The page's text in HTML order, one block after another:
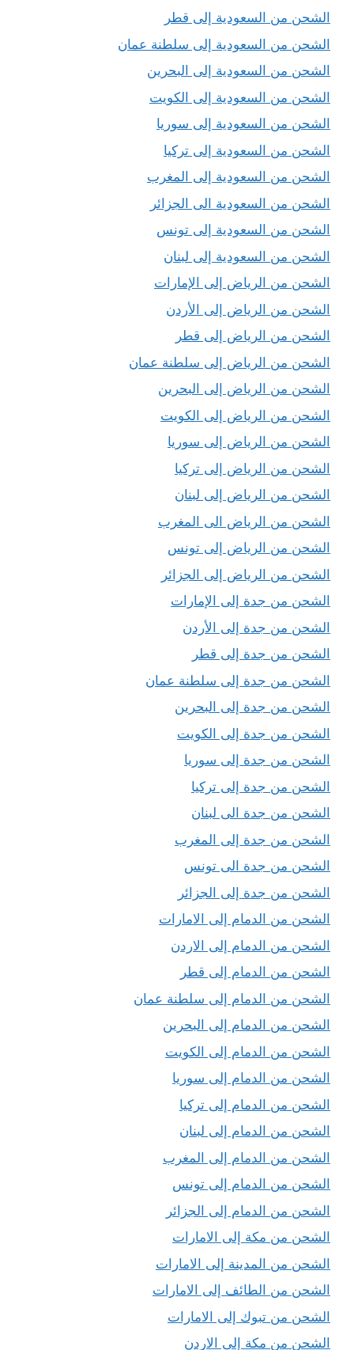
الشحن من السعودية إلى قطر
الشحن من السعودية إلى سلطنة عمان
الشحن من السعودية إلى البحرين
الشحن من السعودية إلى الكويت
الشحن من السعودية إلى سوريا
الشحن من السعودية إلى تركيا
الشحن من السعودية إلى المغرب
الشحن من السعودية الى الجزائر
الشحن من السعودية إلى تونس
الشحن من السعودية إلى لبنان
الشحن من الرياض إلى الإمارات
الشحن من الرياض إلى الأردن
الشحن من الرياض إلى قطر
الشحن من الرياض إلى سلطنة عمان
الشحن من الرياض إلى البحرين
الشحن من الرياض إلى الكويت
الشحن من الرياض إلى سوريا
الشحن من الرياض إلى تركيا
الشحن من الرياض إلى لبنان
الشحن من الرياض الى المغرب
الشحن من الرياض إلى تونس
الشحن من الرياض إلى الجزائر
الشحن من جدة إلى الإمارات
الشحن من جدة إلى الأردن
الشحن من جدة إلى قطر
الشحن من جدة إلى سلطنة عمان
الشحن من جدة إلى البحرين
الشحن من جدة إلى الكويت
الشحن من جدة إلى سوريا
الشحن من جدة إلى تركيا
الشحن من جدة الى لبنان
الشحن من جدة إلى المغرب
الشحن من جدة الى تونس
الشحن من جدة إلى الجزائر
الشحن من الدمام إلى الامارات
الشحن من الدمام إلى الاردن
الشحن من الدمام إلى قطر
الشحن من الدمام إلى سلطنة عمان
الشحن من الدمام إلى البحرين
الشحن من الدمام إلى الكويت
الشحن من الدمام إلى سوريا
الشحن من الدمام إلى تركيا
الشحن من الدمام إلى لبنان
الشحن من الدمام إلى المغرب
الشحن من الدمام إلى تونس
الشحن من الدمام إلى الجزائر
الشحن من مكة إلى الامارات
الشحن من المدينة إلى الامارات
الشحن من الطائف إلى الامارات
الشحن من تبوك إلى الامارات
الشحن من مكة إلى الاردن